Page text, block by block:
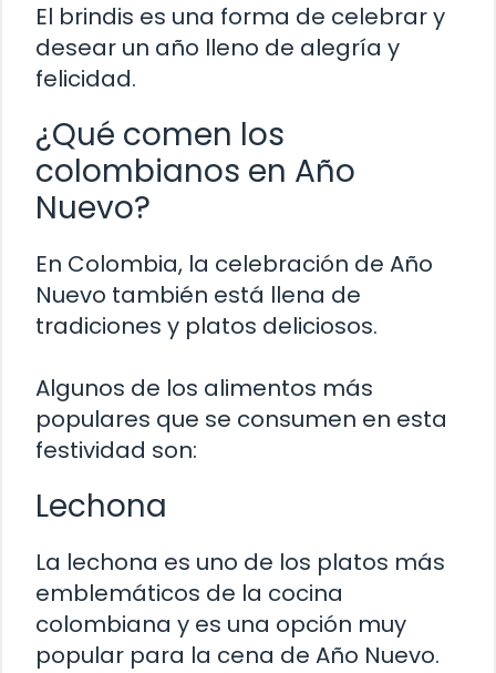
El brindis es una forma de celebrar y
desear un año lleno de alegría y
felicidad.
¿Qué comen los
colombianos en Año
Nuevo?
En Colombia, la celebración de Año
Nuevo también está llena de
tradiciones y platos deliciosos.
Algunos de los alimentos más
populares que se consumen en esta
festividad son:
Lechona
La lechona es uno de los platos más
emblemáticos de la cocina
colombiana y es una opción muy
popular para la cena de Año Nuevo.